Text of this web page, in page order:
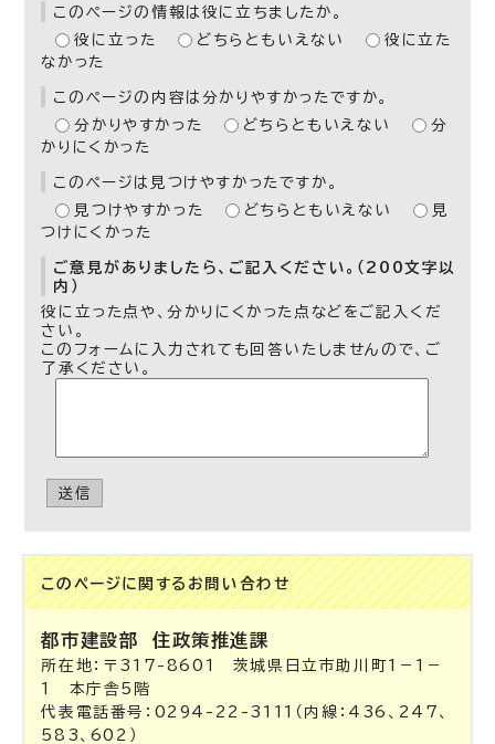
このページの情報は役に立ちましたか。
役に立った
どちらともいえない
役に立た
なかった
このページの内容は分かりやすかったですか。
分かりやすかった
どちらともいえない
分
かりにくかった
このページは見つけやすかったですか。
見つけやすかった
どちらともいえない
見
つけにくかった
ご意見がありましたら、ご記入ください。（200文字以
内）
役に立った点や、分かりにくかった点などをご記入くだ
さい。
このフォームに入力されても回答いたしませんので、ご
了承ください。
送信
このページに関する お問い合わせ
都市建設部住政策推進課
所在地：〒317-8601 茨城県日立市助川町1－1－
1 本庁舎5階
代表電話番号：0294-22-3111（内線：436、247、
583、602）